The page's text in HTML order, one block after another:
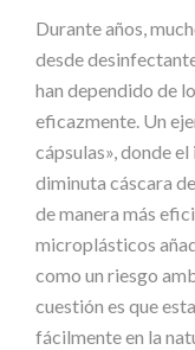
Durante años,
desde
han dependido de
eficazmente. Un
cápsulas», donde
diminuta cáscara
de manera más
microplásticos
como un riesgo
cuestión es que
fácilmente en la